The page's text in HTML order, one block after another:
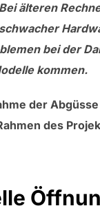
älteren
bei der
kommen.
der
des